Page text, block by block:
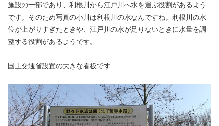
施設の一部であり、利根川から江戸川へ水を運ぶ役割があるよう
です。そのため写真の小川は利根川の水なんですね。利根川の水
位が上がりすぎたときや、江戸川の水が足りないときに水量を調
整する役割があるようです。
国土交通省設置の大きな看板です